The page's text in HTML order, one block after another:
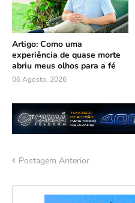
Artigo: Como uma
experiência de quase morte
abriu meus olhos para a fé
06 Agosto, 2026
Postagem Anterior